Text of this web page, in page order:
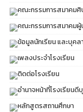
คณะกรรมการสมาคมศิ
คณะกรรมการสมาคม
ข้อมูลนักเรียน และบุคล
เพลงประจำโรงเรียน
ติดต่อโรงเรียน
อำนาจหน้าที่โรงเรียน
หลักสูตรสถานศึกษา